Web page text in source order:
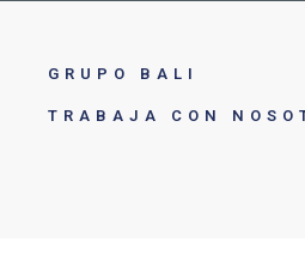
GRUPO BALI
TRABAJA CON